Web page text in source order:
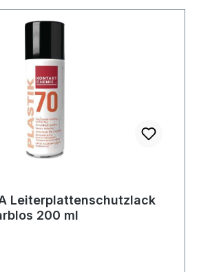
Leiterplattenschutzlack
PLASTIK 70 farblos 200 ml